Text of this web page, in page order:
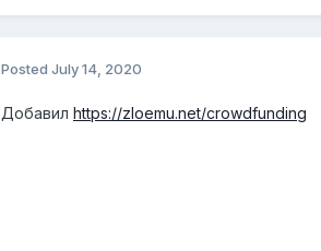
Posted July 14, 2020
Добавил https://zloemu.net/crowdfunding